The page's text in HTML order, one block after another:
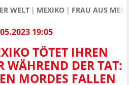
WELT MEXIKO FRAU AUS
19:05
TÖTET IHREN
WÄHREND DER TAT:
MORDES FALLEN